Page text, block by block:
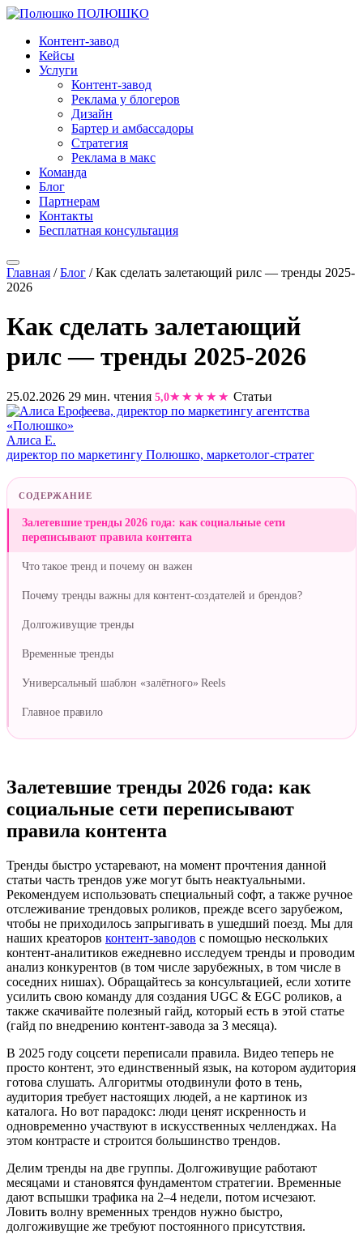
ПОЛЮШКО
Контент-завод
Кейсы
Услуги
Контент-завод
Реклама у блогеров
Дизайн
Бартер и амбассадоры
Стратегия
Реклама в макс
Команда
Блог
Партнерам
Контакты
Бесплатная консультация
Главная / Блог / Как сделать залетающий рилс — тренды 2025-
2026
Как сделать залетающий
рилс — тренды 2025-2026
25.02.2026 29 мин. чтения 5,0 Статьи
Алиса Е.
директор по маркетингу Полюшко, маркетолог-стратег
Залетевшие тренды 2026 года: как
социальные сети переписывают
правила контента
Тренды быстро устаревают, на момент прочтения данной
статьи часть трендов уже могут быть неактуальными.
Рекомендуем использовать специальный софт, а также ручное
отслеживание трендовых роликов, прежде всего зарубежом,
чтобы не приходилось запрыгивать в ушедший поезд. Мы для
наших креаторов контент-заводов с помощью нескольких
контент-аналитиков ежедневно исследуем тренды и проводим
анализ конкурентов (в том числе зарубежных, в том числе в
соседних нишах). Обращайтесь за консультацией, если хотите
усилить свою команду для создания UGC & EGC роликов, а
также скачивайте полезный гайд, который есть в этой статье
(гайд по внедрению контент-завода за 3 месяца).
В 2025 году соцсети переписали правила. Видео теперь не
просто контент, это единственный язык, на котором аудитория
готова слушать. Алгоритмы отодвинули фото в тень,
аудитория требует настоящих людей, а не картинок из
каталога. Но вот парадокс: люди ценят искренность и
одновременно участвуют в искусственных челленджах. На
этом контрасте и строится большинство трендов.
Делим тренды на две группы. Долгоживущие работают
месяцами и становятся фундаментом стратегии. Временные
дают вспышки трафика на 2–4 недели, потом исчезают.
Ловить волну временных трендов нужно быстро,
долгоживущие же требуют постоянного присутствия.
СОДЕРЖАНИЕ
Залетевшие тренды 2026 года: как социальные сети
переписывают правила контента
Что такое тренд и почему он важен
Почему тренды важны для контент-создателей и брендов?
Долгоживущие тренды
Временные тренды
Универсальный шаблон «залётного» Reels
Главное правило